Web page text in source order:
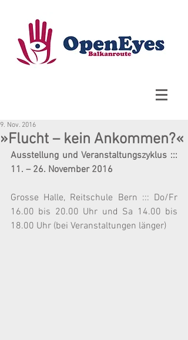
»Flucht – kein Ankommen?«
9. Nov. 2016
Ausstellung und Veranstaltungszyklus :::
11. – 26. November 2016
Grosse Halle, Reitschule Bern ::: Do/Fr
16.00 bis 20.00 Uhr und Sa 14.00 bis
18.00 Uhr (bei Veranstaltungen länger)